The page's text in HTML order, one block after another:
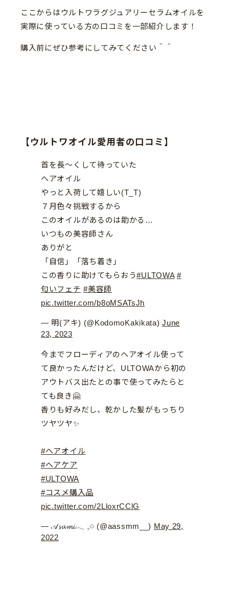
ここからはウルトワラグジュアリーセラムオイルを
実際に使っている方の口コミを一部紹介します！
購入前にぜひ参考にしてみてください＾＾
【ウルトワオイル愛用者の口コミ】
首を長〜くして待っていた
ヘアオイル
やっと入荷して嬉しい(T_T)
７月色々挑戦するから
このオイルがあるのは助かる…
いつもの美容師さん
ありがと
「自信」「落ち着き」
この香りに助けてもらおう#ULTOWA #
匂いフェチ #美容師
pic.twitter.com/b8oMSATsJh
— 明(アキ) (@KodomoKakikata)June
23, 2023
今までフローディアのヘアオイル使って
て良かったんだけど、ULTOWAから初の
アウトバス出たとの事で使ってみたらと
ても良き🤗
香りも好みだし、乾かした髪がもっちり
ツヤツヤ✨
#ヘアオイル
#ヘアケア
#ULTOWA
#コスメ購入品
pic.twitter.com/2LloxrCClG
— 𝒜‎𝓼𝓪𝓶𝓲𓂃 𓈒𓏸 (@aassmm__) May 29,
2022